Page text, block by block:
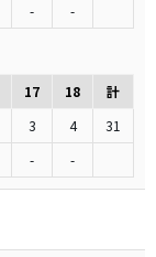
- -
17 18
計
3 4
31
- -